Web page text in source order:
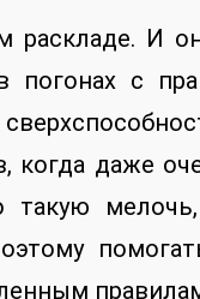
И
с
когда даже
такую